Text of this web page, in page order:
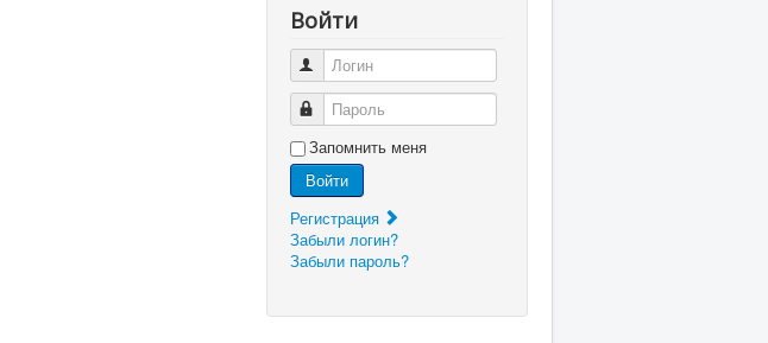
Войти
Логин
Пароль
Запомнить меня
Войти
Регистрация
Забыли логин?
Забыли пароль?